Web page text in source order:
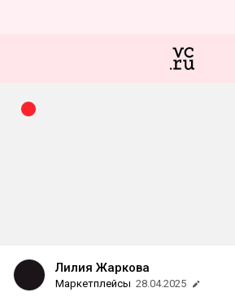
Лилия Жаркова
Маркетплейсы 28.04.2025